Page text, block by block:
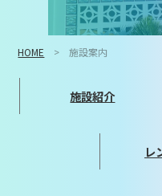
HOME 施設案内
施設紹介
レ